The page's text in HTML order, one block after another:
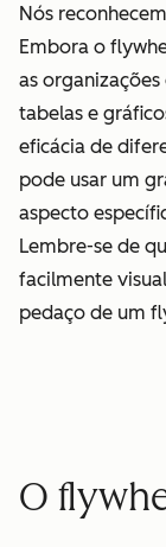
Nós
Embora o
as
tabelas e
eficácia de
pode usar um
aspecto
Lembre-se de
facilmente
pedaço de um
O